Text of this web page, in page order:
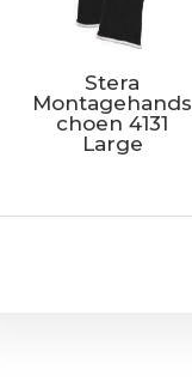
Stera
Montagehands
choen 4131
Large